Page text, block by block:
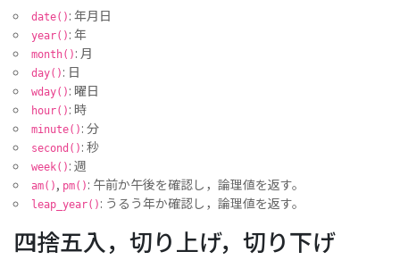
date() : 年月日
year() : 年
month() : 月
day() : 日
wday() : 曜日
hour() : 時
minute() : 分
second() : 秒
week() : 週
am() , pm() : 午前か午後を確認し，論理値を返す。
leap_year() : うるう年か確認し，論理値を返す。
四捨五入，切り上げ，切り下げ